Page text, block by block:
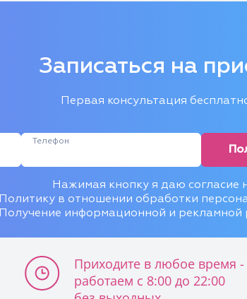
Записаться на
Первая консультация
Телефон
Нажимая кнопку я даю согласие
Политику в отношении обработки
Получение информационной и рекламной
Приходите в любое время
работаем с 8:00 до 22:00